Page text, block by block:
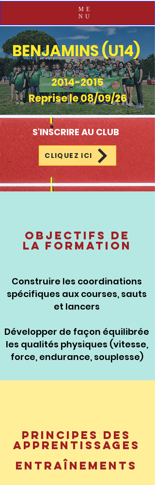
ME
NU
BENJAMINS (U14)
2014-2015
Reprise le 08/09/26
S'INSCRIRE AU CLUB
CLIQUEZ ICI
Objectifs de
la formation
Construire les coordinations
spécifiques aux courses, sauts
et lancers
Développer de façon équilibrée
les qualités physiques (vitesse,
force, endurance, souplesse)
principes des
apprentissages
Entraînements